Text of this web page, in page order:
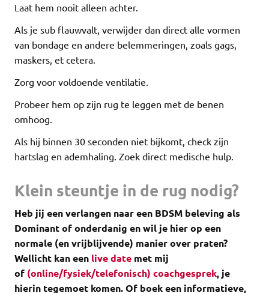
Laat hem nooit alleen achter.
Als je sub flauwvalt, verwijder dan direct alle vormen
van bondage en andere belemmeringen, zoals gags,
maskers, et cetera.
Zorg voor voldoende ventilatie.
Probeer hem op zijn rug te leggen met de benen
omhoog.
Als hij binnen 30 seconden niet bijkomt, check zijn
hartslag en ademhaling. Zoek direct medische hulp.
Klein steuntje in de rug nodig?
Heb jij een verlangen naar een BDSM beleving als
Dominant of onderdanig en wil je hier op een
normale (en vrijblijvende) manier over praten?
Wellicht kan een live date met mij
of (online/fysiek/telefonisch) coachgesprek, je
hierin tegemoet komen.Of boek een informatieve,